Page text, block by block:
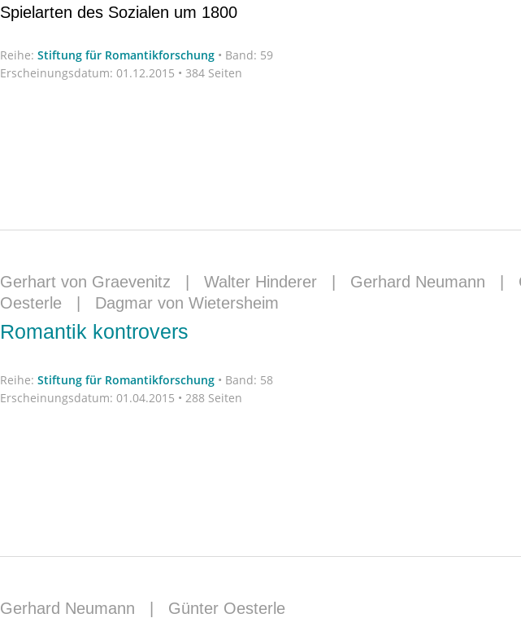
Spielarten des Sozialen um 1800
Reihe: Stiftung für Romantikforschung • Band: 59
Erscheinungsdatum: 01.12.2015 • 384 Seiten
Gerhart von Graevenitz Walter Hinderer Gerhard Neumann
Oesterle
Dagmar von Wietersheim
Romantik kontrovers
Reihe: Stiftung für Romantikforschung • Band: 58
Erscheinungsdatum: 01.04.2015 • 288 Seiten
Gerhard Neumann Günter Oesterle